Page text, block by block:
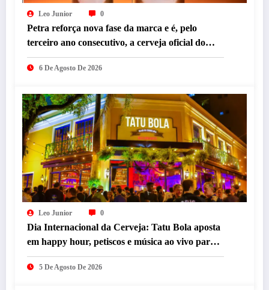
Leo Junior 0
Petra reforça nova fase da marca e é, pelo
terceiro ano consecutivo, a cerveja oficial do
Festival Sensacional
6 De Agosto De 2026
Leo Junior 0
Dia Internacional da Cerveja: Tatu Bola aposta
em happy hour, petiscos e música ao vivo para
celebrar a data em BH
5 De Agosto De 2026